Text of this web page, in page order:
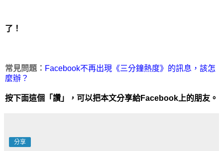
了！
常見問題： Facebook不再出現《三分鐘熱度》的訊息，該怎
麼辦？
按下面這個「讚」，可以把本文分享給Facebook上的朋友。
分享